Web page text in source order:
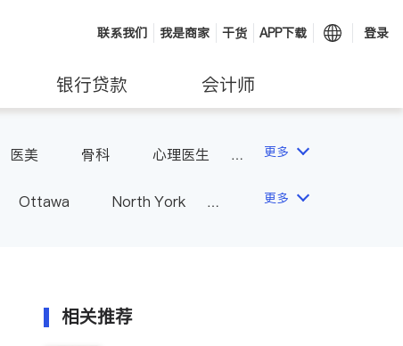
联系我们 我是商家 干货 APP下载 登录
银行贷款 会计师
医美 骨科
心理医生
更多
Ottawa
North York
更多
相关推荐